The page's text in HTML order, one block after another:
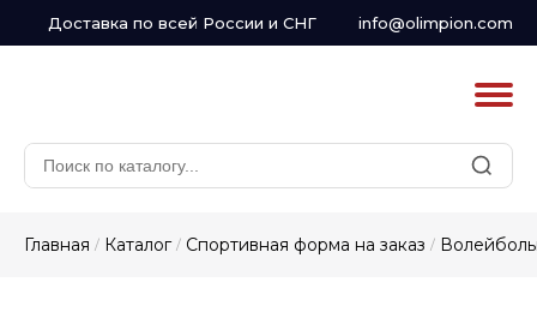
Доставка по всей России и СНГ info@olimpion.com
Главная / Каталог / Спортивная форма на заказ /